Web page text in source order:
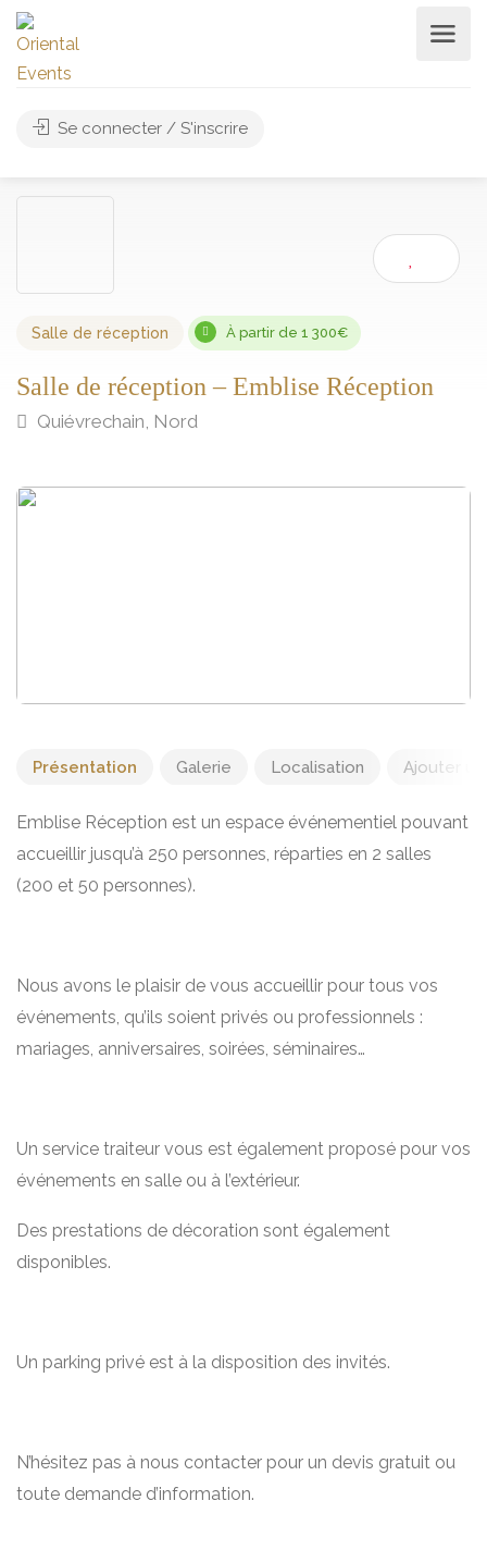
Se connecter / S'inscrire
Salle de réception À partir de 1 300€
Salle de réception – Emblise Réception
Quiévrechain, Nord
Présentation Galerie Localisation Ajouter un
Emblise Réception est un espace événementiel pouvant
accueillir jusqu’à 250 personnes, réparties en 2 salles
(200 et 50 personnes).
Nous avons le plaisir de vous accueillir pour tous vos
événements, qu’ils soient privés ou professionnels :
mariages, anniversaires, soirées, séminaires…
Un service traiteur vous est également proposé pour vos
événements en salle ou à l’extérieur.
Des prestations de décoration sont également
disponibles.
Un parking privé est à la disposition des invités.
N’hésitez pas à nous contacter pour un devis gratuit ou
toute demande d’information.